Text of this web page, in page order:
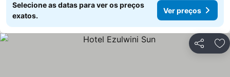
Selecione as datas para ver os preços
exatos.
Ver preços
Partilhar